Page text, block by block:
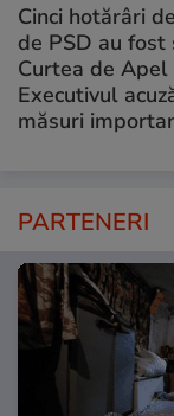
Cinci hotărâri
de PSD au
Curtea de Apel
Executivul
măsuri
PARTENERI